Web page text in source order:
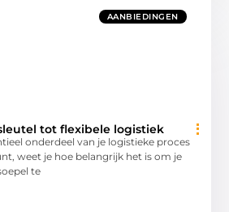
AANBIEDINGEN
tot flexibele logistiek
onderdeel van je logistieke proces
weet je hoe belangrijk het is om je
te